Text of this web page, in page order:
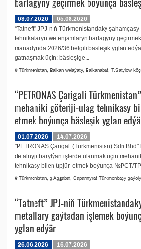
09.07.2026
05.08.2026
“Tatneft” JPJ-niň Türkmenistandaky
tehnikalaryň we enjamlaryň barlagyny
manadynda 2026/36 belgili bäsleşik yglan
gatnaşmak üçin: bäsleşige...
Türkmenistan, Balkan welaýaty, Balkanabat, T.Satylow
“PETRONAS Çarigali
mehaniki göteriji-ulag tehnikasy
etmek boýunça bäsleşik yglan
01.07.2026
14.07.2026
"PETRONAS Çarigali (Türkmenistan) Sdn
de alnyp barylýan işlerde ulanmak üçin
tehnikasy bilen üpjün etmek boýunça №PCT/
Türkmenistan, ş.Aşgabat, Saparmyrat Türkmenbaşy
“Tatneft” JPJ-niň
metallary gaýtadan işlemek
yglan edýär
26.06.2026
16.07.2026